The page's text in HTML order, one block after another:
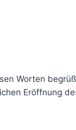
Worten
Eröffnung